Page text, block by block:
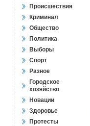
Происшествия
Криминал
Общество
Политика
Выборы
Спорт
Разное
Городское
хозяйство
Новации
Здоровье
Протесты